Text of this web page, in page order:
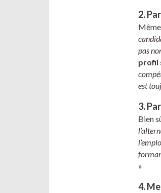
2.
pas
profil
est
3.
Bien
»
4.